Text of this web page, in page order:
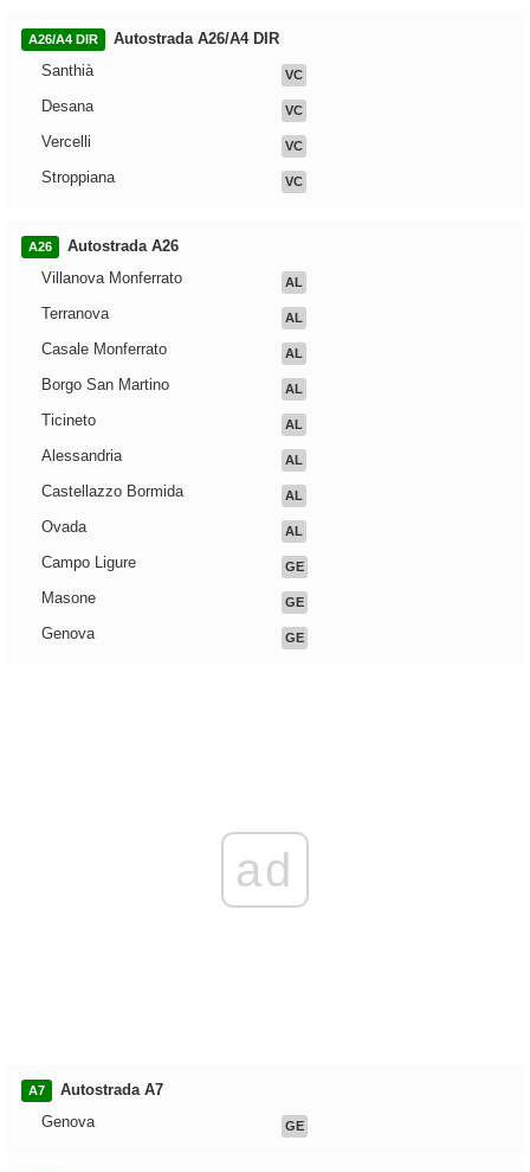
A26/A4 DIR
Autostrada A26/A4 DIR
Santhià
VC
Desana VC
Vercelli VC
Stroppiana VC
A26
Autostrada A26
Villanova Monferrato
AL
Terranova AL
Casale Monferrato AL
Borgo San Martino AL
Ticineto AL
Alessandria AL
Castellazzo Bormida AL
Ovada AL
Campo Ligure GE
Masone GE
Genova GE
ad
A7
Autostrada A7
Genova
GE